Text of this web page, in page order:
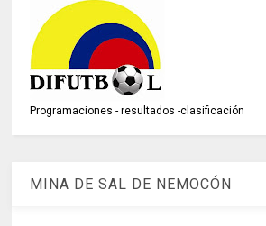
Programaciones - resultados -clasificación
MINA DE SAL DE NEMOCÓN